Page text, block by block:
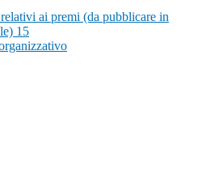
ai premi (da pubblicare in
15